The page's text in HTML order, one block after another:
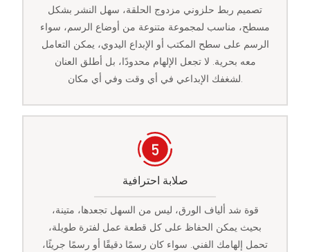
تصميم ربط حلزوني مزدوج الحلقة، سهل النشر بشكل
مسطح، مناسب لمجموعة متنوعة من أوضاع الرسم، سواء
الرسم على سطح المكتب أو الإبداع اليدوي، يمكن التعامل
معه بحرية. لا تجعل الإلهام محدودًا، بل أطلق العنان
صلابة احترافية
قوة شد ألياف الورق، ليس من السهل تجعدها، متينة،
بحيث يمكن الحفاظ على كل قطعة عمل لفترة طويلة،
تحمل إلهامك الفني. سواء كان رسمًا دقيقًا أو رسمًا جريئًا،